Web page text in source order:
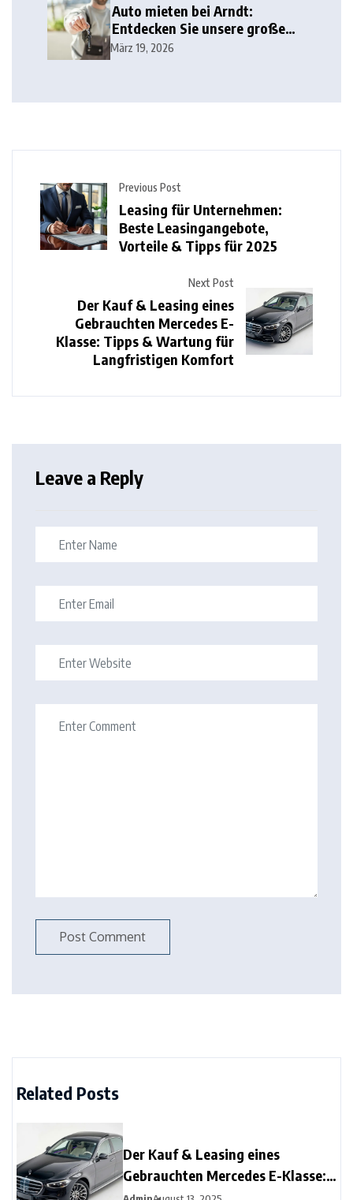
Auto mieten bei Arndt:
Entdecken Sie unsere große
Auswahl!
März 19, 2026
Previous Post
Leasing für Unternehmen:
Beste Leasingangebote,
Vorteile & Tipps für 2025
Next Post
Der Kauf & Leasing eines
Gebrauchten Mercedes E-
Klasse: Tipps & Wartung für
Langfristigen Komfort
Leave a Reply
Related Posts
Der Kauf & Leasing eines
Gebrauchten Mercedes E-Klasse: